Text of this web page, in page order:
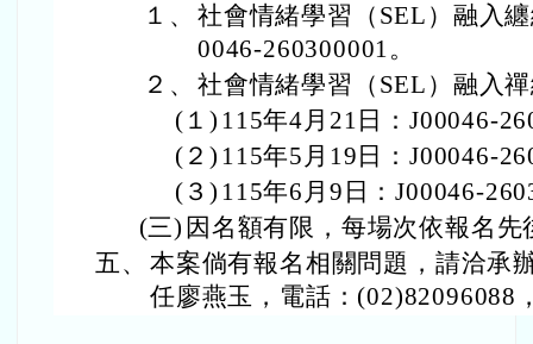
１、 社會情緒學習（SEL）融入
0046-260300001。
２、 社會情緒學習（SEL）融入
(１) 115年4月21日：J00046-
(２) 115年5月19日：J00046-
(３) 115年6月9日：J00046-
(三) 因名額有限，每場次依報名先
五、 本案倘有報名相關問題，請洽承
任廖燕玉，電話：(02)82096088